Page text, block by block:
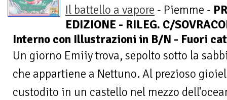
Il battello a vapore - Piemme -
EDIZIONE - RILEG. C/
Interno con Illustrazioni in B/N - Fuori
Un giorno Emiiy trova, sepolto sotto la
che appartiene a Nettuno. Al prezioso
custodito in un castello nel mezzo